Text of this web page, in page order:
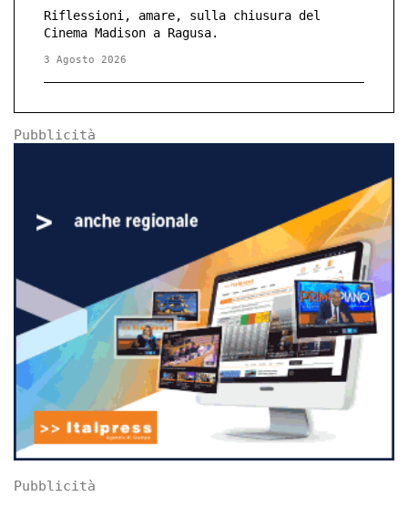
Riflessioni, amare, sulla chiusura del
Cinema Madison a Ragusa.
3 Agosto 2026
Pubblicità
Pubblicità